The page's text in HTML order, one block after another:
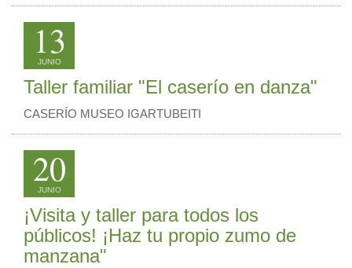
13
JUNIO
Taller familiar "El caserío en danza"
CASERÍO MUSEO IGARTUBEITI
20
JUNIO
¡Visita y taller para todos los
públicos! ¡Haz tu propio zumo de
manzana"